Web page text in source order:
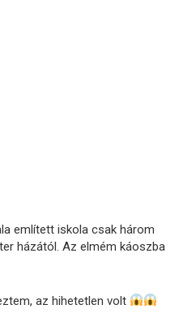
említett iskola csak három
házától. Az elmém káoszba
az hihetetlen volt